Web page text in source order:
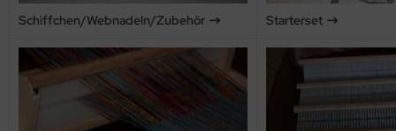
Schiffchen/Webnadeln/Zubehör Starterset